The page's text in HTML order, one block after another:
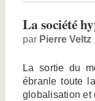
La société
par Pierre Veltz
La sortie du
ébranle toute
globalisation et